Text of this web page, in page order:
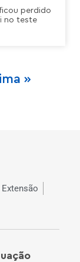
perdido
no teste
»